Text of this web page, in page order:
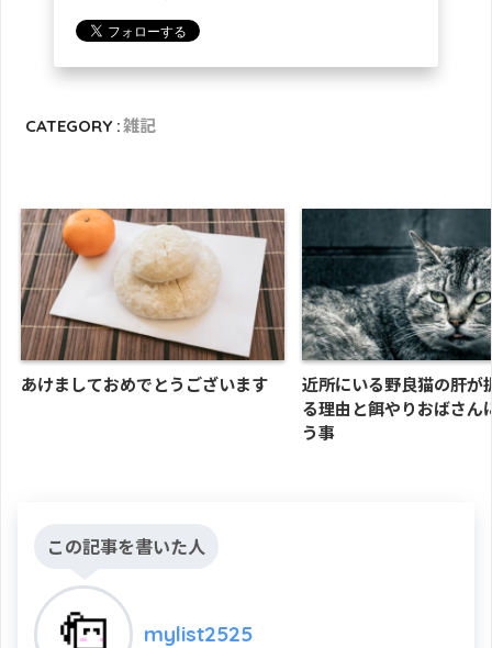
CATEGORY :雑記
あけましておめでとうございます
近所にいる野良猫の肝が
る理由と餌やりおばさん
う事
この記事を書いた人
mylist2525